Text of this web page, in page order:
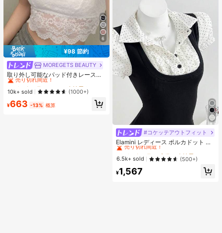
6
¥98 節約
MOREGETS BEAUTY
取り外し可能なパッド付きレースキ
ャミソール、多用途ノースリーブア
ンダーシャツ、女性向け、新学期、
クリスマス、春節、カジュアルホワ
イトサマー、シック&エレガント
#1 ベストセラー
モスク 女性用タンクトップ&キャミス
売り切れ間近！
#1 ベストセラー
売り切れ間近！
#1 ベストセラー
売り切れ間近！
#1 ベストセラー
売り切れ間近！
10k+ sold (1000+)
¥663 -13% 概算
#コケッテアウトフィット
Elamini レディース ポルカドット パ
ッチワーク レーストリム 配色 ウエ
スト ショートスリーブ トップス 夏
用
#2 ベストセラー
夜遊び 女性用ブラウス
売り切れ間近！
#2 ベストセラー
売り切れ間近！
#2 ベストセラー
売り切れ間近！
#2 ベストセラー
売り切れ間近！
6.5k+ sold (500+)
¥1,567